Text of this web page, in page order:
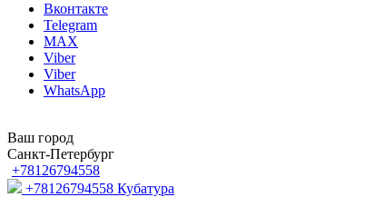
Вконтакте
Telegram
MAX
Viber
Viber
WhatsApp
Ваш город
Санкт-Петербург
+78126794558
+78126794558 Кубатура